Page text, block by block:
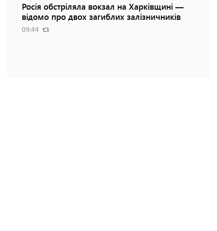
Росія обстріляла вокзал на Харківщині —
відомо про двох загиблих залізничників
09:44